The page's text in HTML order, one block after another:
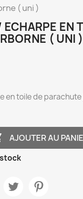
( uni )
EN
( UNI )
en toile de
AJOUTER AU